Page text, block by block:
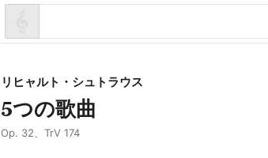
リヒャルト・シュトラウス
5つの歌曲
Op. 32、TrV 174